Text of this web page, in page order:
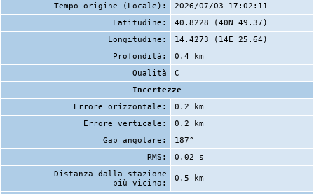
Tempo origine (Locale):
2026/07/03 17:02:11
Latitudine:
40.8228 (40N 49.37)
Longitudine:
14.4273 (14E 25.64)
Profondità:
0.4 km
Qualità
C
Incertezze
Errore orizzontale:
0.2 km
Errore verticale:
0.2 km
Gap angolare:
187°
RMS:
0.02 s
Distanza dalla stazione
più vicina:
0.5 km